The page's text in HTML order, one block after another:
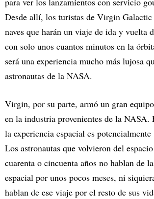
Desde allí, los turistas de Virgin Galactic
naves que harán un viaje de ida y vuelta
con solo unos cuantos minutos en la
será una experiencia mucho más lujosa
astronautas de la NASA.
Virgin, por su parte, armó un gran
en la industria provenientes de la NASA.
la experiencia espacial es potencialmente
Los astronautas que volvieron del
cuarenta o cincuenta años no hablan de
espacial por unos pocos meses, ni
hablan de ese viaje por el resto de sus